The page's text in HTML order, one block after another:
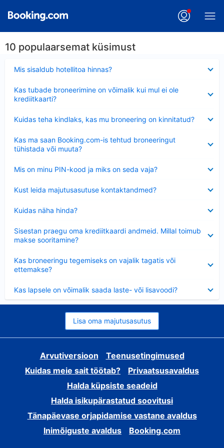
10 populaarsemat küsimust
Mis sisaldub hotellitoa hinnas?
Kas tubade broneerimine on võimalik kui mul ei ole
krediitkaarti?
Kuidas teha kindlaks, kas mu broneering on kinnitatud?
Kas ma saan Booking.com-is tehtud broneeringut
tühistada või muuta?
Mis on minu PIN-kood ja miks on seda vaja?
Kust leida majutusasutuse kontaktandmed?
Kuidas näha hinda?
Sisestan praegu oma krediitkaardi andmeid. Millal toimub
makse sooritamine?
Kas broneeringu tegemiseks on vajalik tagatis või
ettemakse?
Kas lapsele on võimalik saada laste- või lisavoodi?
Lisa oma majutusasutus
Arvutiversioon
Teenusetingimused
Kuidas meie sait töötab?
Privaatsusavaldus
Halda küpsiste seadeid
Halda isikupärastatud soovitusi
Tänapäevase orjapidamise vastane avaldus
Inimõiguste avaldus
Booking.com